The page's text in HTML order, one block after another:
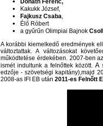
Donáth Ferenc,
Kakukk József,
Fajkusz Csaba,
Élő Róbert
a gyűrűn Olimpiai Bajnok
A korábbi kiemelkedő eredmények
változtattak. A változásokat
működtetése érdekében. 2007-ben
ismét indultunk a felnőttek között. A
edzője - szövetségi kapitány),majd
2008-as IFI EB után 2011-es Felnőtt